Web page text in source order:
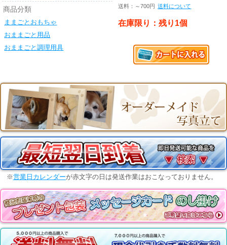
商品分類
ままごとおもちゃ
おままごと用品
おままごと調理用具
送料：～700円 送料について
在庫限り：残り1個
※営業日カレンダーが赤文字の日は発送作業はおこなっておりません。